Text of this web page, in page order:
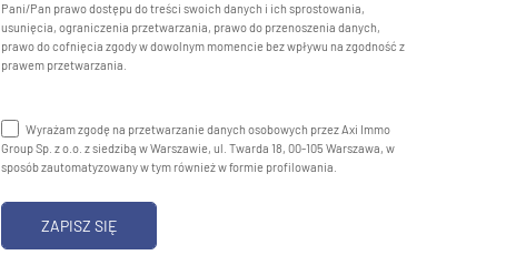
Pani/Pan prawo dostępu do treści swoich danych i ich sprostowania,
usunięcia, ograniczenia przetwarzania, prawo do przenoszenia danych,
prawo do cofnięcia zgody w dowolnym momencie bez wpływu na zgodność z
prawem przetwarzania.
Wyrażam zgodę na przetwarzanie danych osobowych przez Axi Immo
Group Sp. z o.o. z siedzibą w Warszawie, ul. Twarda 18, 00-105 Warszawa, w
sposób zautomatyzowany w tym również w formie profilowania.